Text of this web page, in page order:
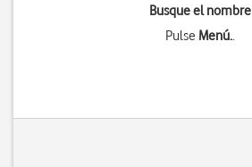
Busque el nombre
Pulse Menú..